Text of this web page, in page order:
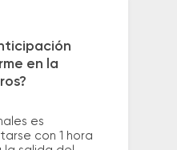
en la
es
con 1 hora